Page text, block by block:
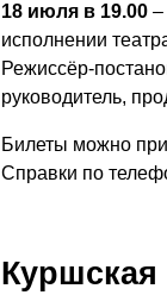
18 июля в 19.00–
исполнении
Режиссёр-
руководитель,
Билеты можно
Справки по
Куршская